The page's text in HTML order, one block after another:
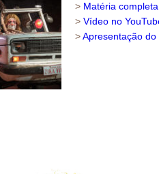
> Matéria completa
> Vídeo no
>Apresentação do